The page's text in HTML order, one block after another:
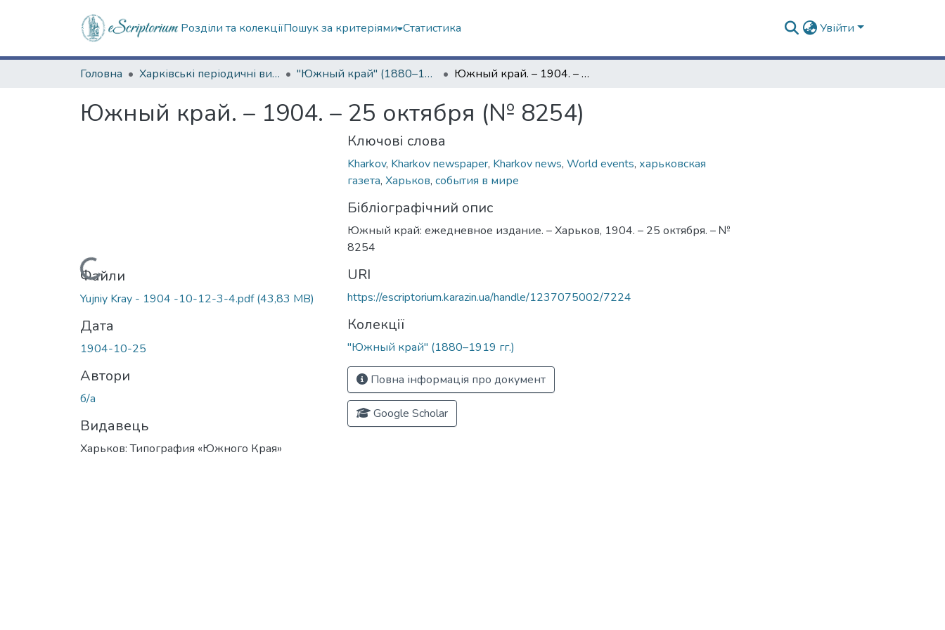
Розділи та колекціїПошук за критеріями Статистика Увійти
Головна Харківські періодичні видання "Южный край" (1880–1919 гг.) Южный край. – 1904. – 25 октября (№ 8254)
Южный край. – 1904. – 25 октября (№ 8254)
Вантажиться...
Файли
Yujniy Kray - 1904 -10-12-3-4.pdf(43,83 MB)
Дата
1904-10-25
Автори
б/а
Видавець
Харьков: Типография «Южного Края»
Ключові слова
Kharkov, Kharkov newspaper, Kharkov news, World events, харьковская
газета, Харьков, события в мире
Бібліографічний опис
Южный край: ежедневное издание. – Харьков, 1904. – 25 октября. – №
8254
URI
https://escriptorium.karazin.ua/handle/1237075002/7224
Колекції
"Южный край" (1880–1919 гг.)
Повна інформація про документ
Google Scholar